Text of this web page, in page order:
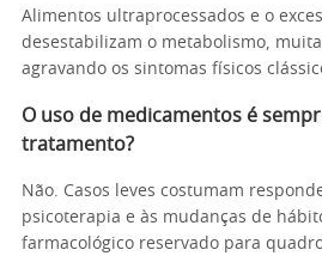
Alimentos ultraprocessados e o
desestabilizam o metabolismo,
agravando os sintomas físicos
O uso de medicamentos é
tratamento?
Não. Casos leves costumam
psicoterapia e às mudanças de
farmacológico reservado para